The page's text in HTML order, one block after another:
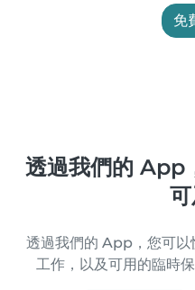
免
透過我們的 App
可
透過我們的 App，您可以
工作，以及可用的臨時